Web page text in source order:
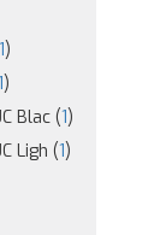
1)
)
Blac (1)
Ligh (1)